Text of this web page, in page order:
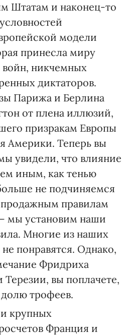
Штатам и наконец-то
модели
принесла миру
войн, никчемных
диктаторов.
Парижа и Берлина
от плена иллюзий,
призракам Европы
Америки. Теперь вы
увидели, что влияние
иным, как тенью
не подчиняемся
правилам
мы установим наши
Многие из наших
понравятся. Однако,
Фридриха
вы поплачете,
трофеев.
крупных
Франция и